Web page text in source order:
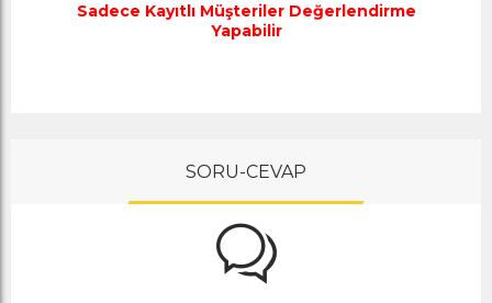
Sadece Kayıtlı Müşteriler Değerlendirme
Yapabilir
SORU-CEVAP